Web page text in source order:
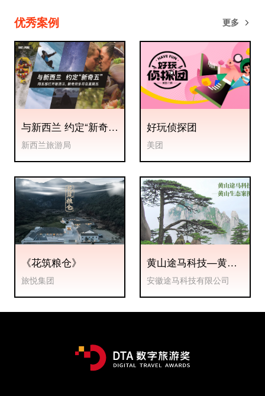
优秀案例 更多
与新西兰 约定“新奇
五”
新西兰旅游局
好玩侦探团
美团
《花筑粮仓》
旅悦集团
黄山途马科技—黄山
生态案例
安徽途马科技有限公司